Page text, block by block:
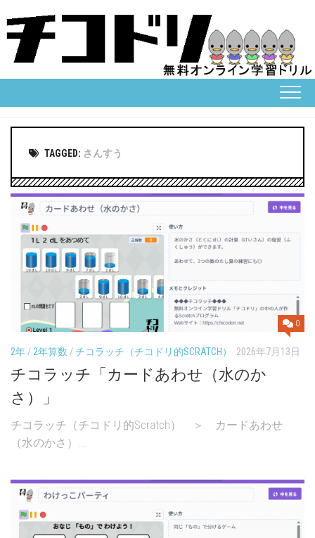
to
content
TAGGED: さんすう
0
2年 / 2年算数 /チコラッチ（チコドリ的SCRATCH） 2026年7月13日
チコラッチ「カードあわせ（水のか
さ）」
チコラッチ（チコドリ的Scratch） ＞ カードあわせ
（水のかさ）...